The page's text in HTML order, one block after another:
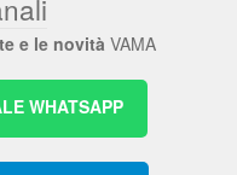
e le novità VAMA
WHATSAPP